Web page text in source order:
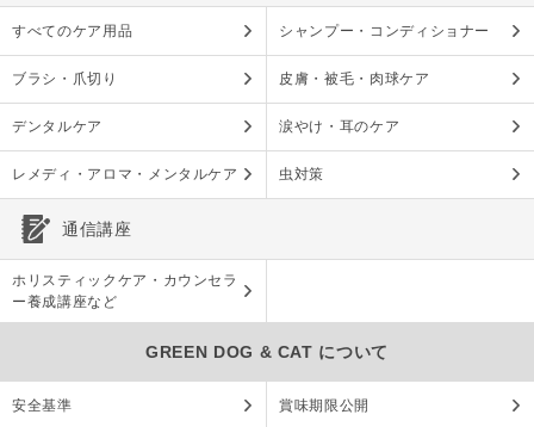
すべてのケア用品 シャンプー・コンディショナー
ブラシ・爪切り 皮膚・被毛・肉球ケア
デンタルケア 涙やけ・耳のケア
レメディ・アロマ・メンタルケア 虫対策
通信講座
ホリスティックケア・カウンセラ
ー養成講座など
GREEN DOG & CAT について
安全基準 賞味期限公開